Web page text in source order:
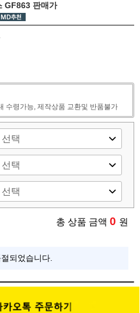
GF863 판매가
수령가능, 제작상품 교환및 반품불가
총 상품 금액 0 원
되었습니다.